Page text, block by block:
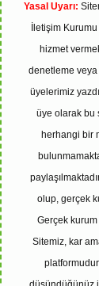
Yasal Uyarı:
İletişim
hizmet
denetleme veya
üyelerimiz
üye olarak bu
herhangi bir
olup, gerçek
Gerçek
Sitemiz, kar